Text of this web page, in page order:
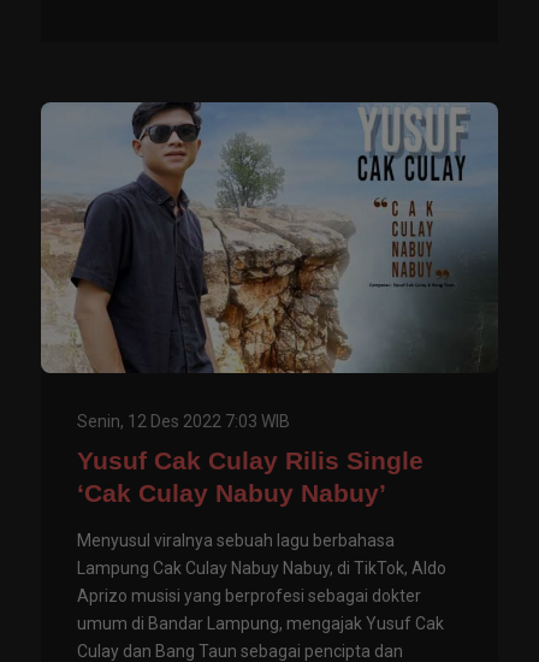
Senin, 12 Des 2022 7:03 WIB
Yusuf Cak Culay Rilis Single
‘Cak Culay Nabuy Nabuy’
Menyusul viralnya sebuah lagu berbahasa
Lampung Cak Culay Nabuy Nabuy, di TikTok, Aldo
Aprizo musisi yang berprofesi sebagai dokter
umum di Bandar Lampung, mengajak Yusuf Cak
Culay dan Bang Taun sebagai pencipta dan